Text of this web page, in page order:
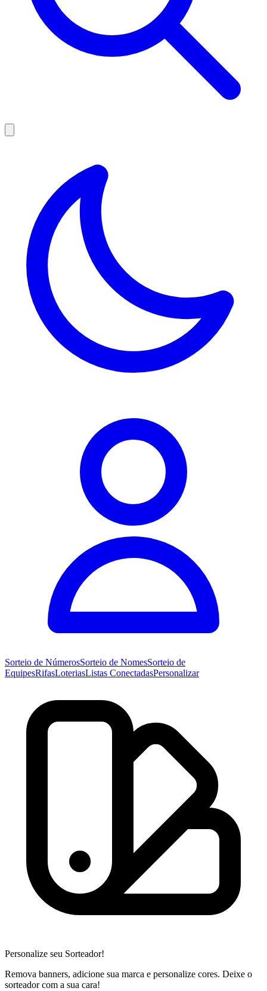
Sorteio de NúmerosSorteio de NomesSorteio de
EquipesRifasLoteriasListas ConectadasPersonalizar
Personalize seu Sorteador!
Remova banners, adicione sua marca e personalize cores. Deixe o
sorteador com a sua cara!